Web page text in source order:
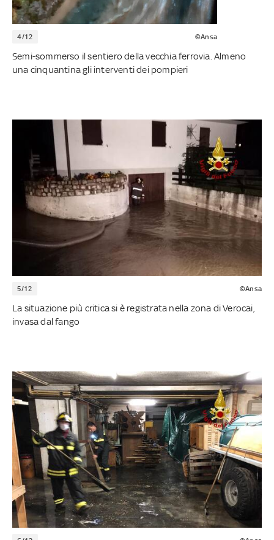
4/12 ©Ansa
Semi-sommerso il sentiero della vecchia ferrovia. Almeno
una cinquantina gli interventi dei pompieri
5/12 ©Ansa
La situazione più critica si è registrata nella zona di Verocai,
invasa dal fango